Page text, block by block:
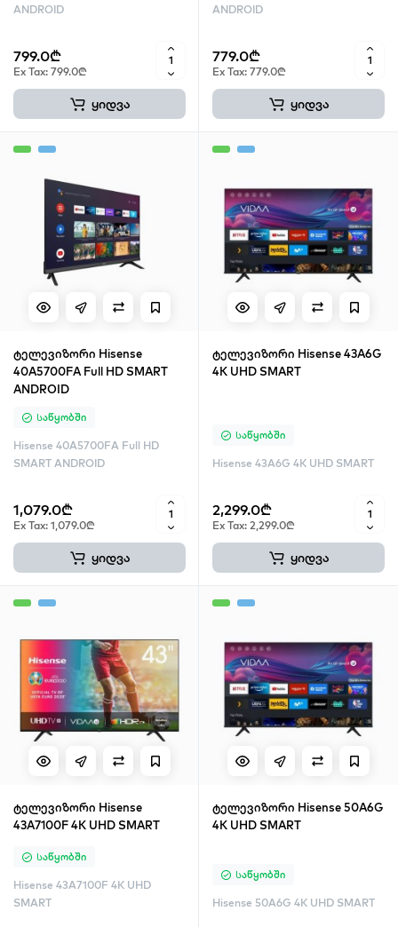
ANDROID
799.0₾
Ex Tax: 799.0₾
ყიდვა
ANDROID
779.0₾
Ex Tax: 779.0₾
ყიდვა
ტელევიზორი Hisense
40A5700FA Full HD SMART
ANDROID
Საწყობში
Hisense 40A5700FA Full HD
SMART ANDROID
1,079.0₾
Ex Tax: 1,079.0₾
ყიდვა
ტელევიზორი Hisense 43A6G
4K UHD SMART
Საწყობში
Hisense 43A6G 4K UHD SMART
2,299.0₾
Ex Tax: 2,299.0₾
ყიდვა
ტელევიზორი Hisense
43A7100F 4K UHD SMART
Საწყობში
Hisense 43A7100F 4K UHD
SMART
ტელევიზორი Hisense 50A6G
4K UHD SMART
Საწყობში
Hisense 50A6G 4K UHD SMART